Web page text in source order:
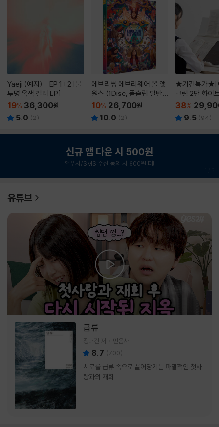
Yaeji (예지) - EP 1+2 [불
투명 옥색 컬러 LP]
19% 36,300원
5.0 ( 2)
에브리씽 에브리웨어 올 앳
원스 (1Disc, 풀슬립 일반
판) : 블루레이
10% 26,700원
10.0 ( 2)
★기간특가★[
크림 2단 화이
38%
9.5 (94)
신규 앱 다운 시 500원
앱푸시/SMS 수신 동의 시 600원 더!
유튜브
급류
정대건 저 민음사
8.7 (700)
서로를 급류 속으로 끌어당기는 파멸적인 첫사
랑과의 재회